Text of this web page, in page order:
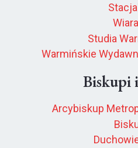
Studia
Warmińskie
Biskupi
Arcybiskup